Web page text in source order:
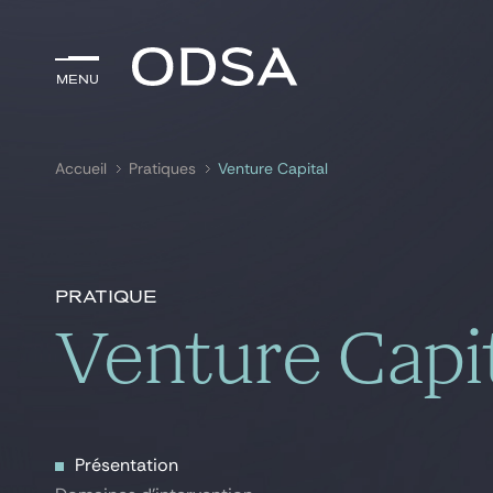
Menu
Menu
Accueil Pratiques Venture Capital
Pratique
Venture
Présentation
Présentation